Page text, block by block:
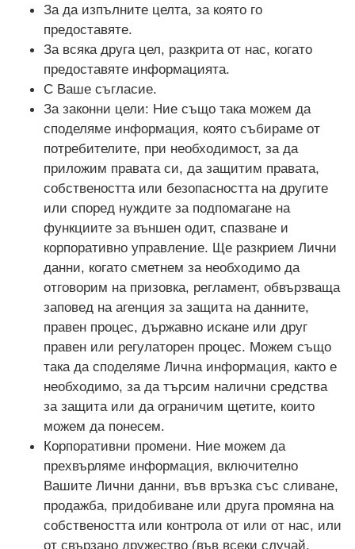
За да изпълните целта, за която го
предоставяте.
За всяка друга цел, разкрита от нас, когато
предоставяте информацията.
С Ваше съгласие.
За законни цели: Ние също така можем да
споделяме информация, която събираме от
потребителите, при необходимост, за да
приложим правата си, да защитим правата,
собствеността или безопасността на другите
или според нуждите за подпомагане на
функциите за външен одит, спазване и
корпоративно управление. Ще разкрием Лични
данни, когато сметнем за необходимо да
отговорим на призовка, регламент, обвързваща
заповед на агенция за защита на данните,
правен процес, държавно искане или друг
правен или регулаторен процес. Можем също
така да споделяме Лична информация, както е
необходимо, за да търсим налични средства
за защита или да ограничим щетите, които
можем да понесем.
Корпоративни промени. Ние можем да
прехвърляме информация, включително
Вашите Лични данни, във връзка със сливане,
продажба, придобиване или друга промяна на
собствеността или контрола от или от нас, или
от свързано дружество (във всеки случай,